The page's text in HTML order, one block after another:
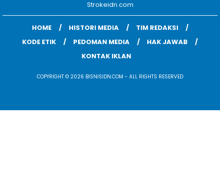
Strokeidn.com
HOME HISTORI MEDIA
TIM REDAKSI
KODE ETIK
PEDOMAN MEDIA
HAK JAWAB
KONTAK IKLAN
COPYRIGHT © 2026 BISNISIDN.COM - ALL RIGHTS RESERVED